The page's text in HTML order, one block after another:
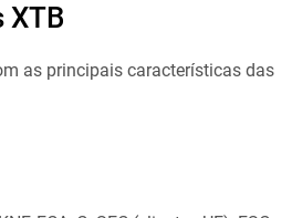
XTB
as principais características das